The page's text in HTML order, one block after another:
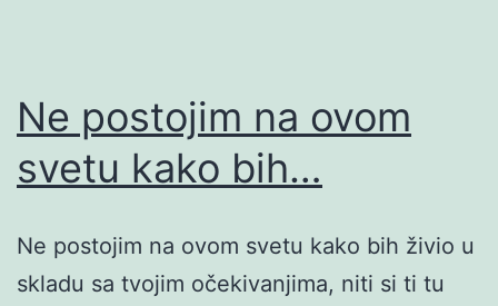
Ne postojim na ovom
svetu kako bih…
Ne postojim na ovom svetu kako bih živio u
skladu sa tvojim očekivanjima, niti si ti tu